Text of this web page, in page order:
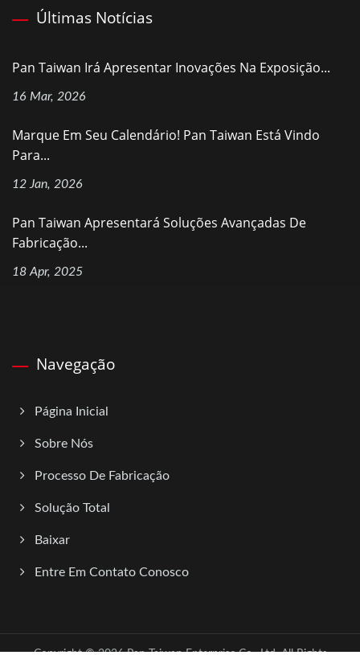
Últimas Notícias
Pan Taiwan Irá Apresentar Inovações Na Exposição...
16 Mar, 2026
Marque Em Seu Calendário! Pan Taiwan Está Vindo
Para...
12 Jan, 2026
Pan Taiwan Apresentará Soluções Avançadas De
Fabricação...
18 Apr, 2025
Navegação
Página Inicial
Sobre Nós
Processo De Fabricação
Solução Total
Baixar
Entre Em Contato Conosco